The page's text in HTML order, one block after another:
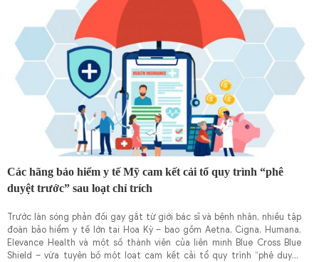
Các hãng bảo hiểm y tế Mỹ cam kết cải tổ quy trình “phê
duyệt trước” sau loạt chỉ trích
Trước làn sóng phản đối gay gắt từ giới bác sĩ và bệnh nhân, nhiều tập
đoàn bảo hiểm y tế lớn tại Hoa Kỳ – bao gồm Aetna, Cigna, Humana,
Elevance Health và một số thành viên của liên minh Blue Cross Blue
Shield – vừa tuyên bố một loạt cam kết cải tổ quy trình “phê duyệt